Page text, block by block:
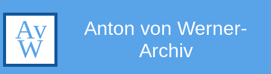
Anton von Werner-
Archiv